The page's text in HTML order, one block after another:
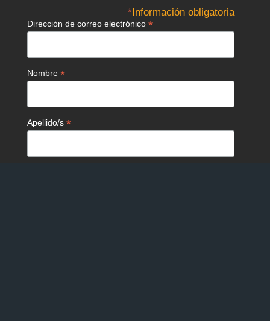
*Información obligatoria
Dirección de correo electrónico *
Nombre *
Apellido/s *